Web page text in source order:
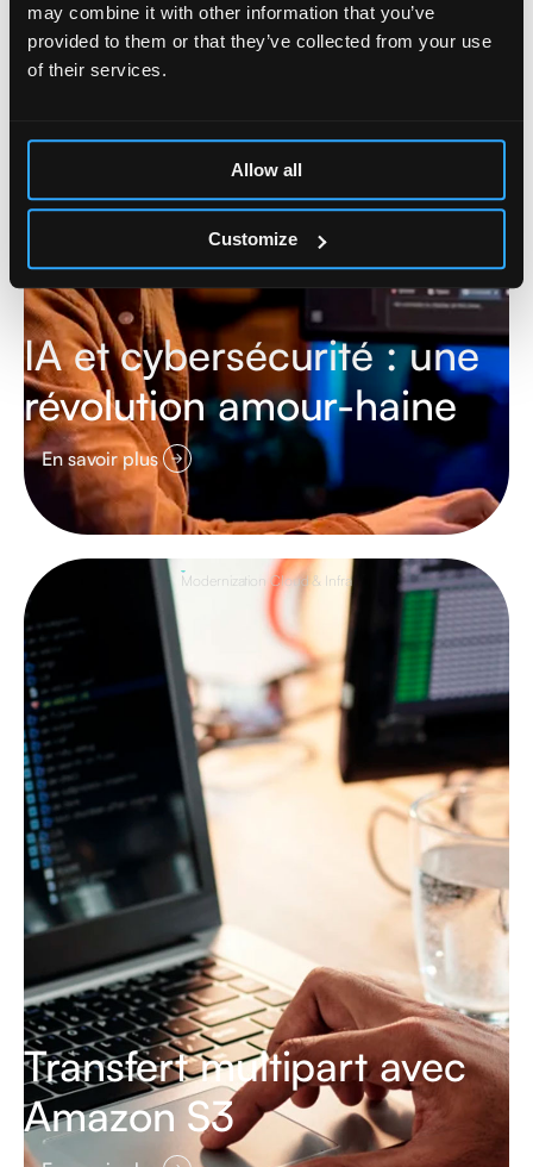
may combine it with other information that you’ve
provided to them or that they’ve collected from your use
of their services.
Allow all
Customize
IA et cybersécurité : une
révolution amour-haine
En savoir plus
Modernization Cloud & Infra
Transfert multipart avec
Amazon S3